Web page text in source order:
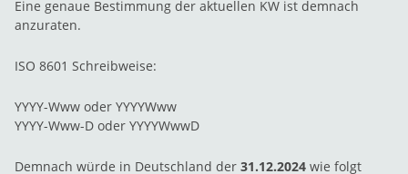
Eine genaue Bestimmung der aktuellen KW ist demnach
anzuraten.
ISO 8601 Schreibweise:
YYYY-Www oder YYYYWww
YYYY-Www-D oder YYYYWwwD
Demnach würde in Deutschland der 31.12.2024 wie folgt